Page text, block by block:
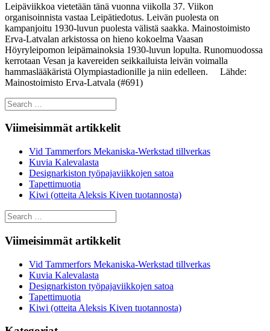
Leipäviikkoa vietetään tänä vuonna viikolla 37. Viikon
organisoinnista vastaa Leipätiedotus. Leivän puolesta on
kampanjoitu 1930-luvun puolesta välistä saakka. Mainostoimisto
Erva-Latvalan arkistossa on hieno kokoelma Vaasan
Höyryleipomon leipämainoksia 1930-luvun lopulta. Runomuodossa
kerrotaan Vesan ja kavereiden seikkailuista leivän voimalla
hammaslääkäristä Olympiastadionille ja niin edelleen. Lähde:
Mainostoimisto Erva-Latvala (#691)
Search
for:
Viimeisimmät artikkelit
Vid Tammerfors Mekaniska-Werkstad tillverkas
Kuvia Kalevalasta
Designarkiston työpajaviikkojen satoa
Tapettimuotia
Kiwi (otteita Aleksis Kiven tuotannosta)
Search
for:
Viimeisimmät artikkelit
Vid Tammerfors Mekaniska-Werkstad tillverkas
Kuvia Kalevalasta
Designarkiston työpajaviikkojen satoa
Tapettimuotia
Kiwi (otteita Aleksis Kiven tuotannosta)